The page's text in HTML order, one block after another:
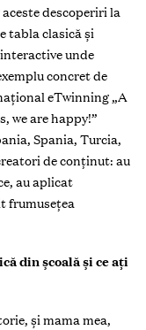
descoperiri la
tabla clasică și
unde
concret de
eTwinning „A
we are happy!”
Spania, Turcia,
de conținut: au
au aplicat
frumusețea
din școală și ce ați
și mama mea,